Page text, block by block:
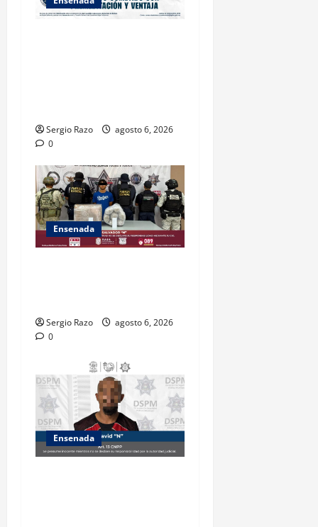
Sergio Razo
agosto 6, 2026
0
Ensenada
Sergio Razo
agosto 6, 2026
0
Ensenada